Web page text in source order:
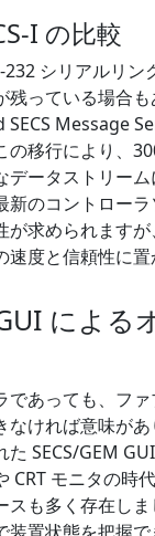
I の比較
シリアルリン
残っている場合
Message
の移行により、
データストリー
新のコントロー
が求められます
度と信頼性に置
による
であっても、フ
なければ意味が
SECS/GEM
CRT モニタの時
スも多く存在し